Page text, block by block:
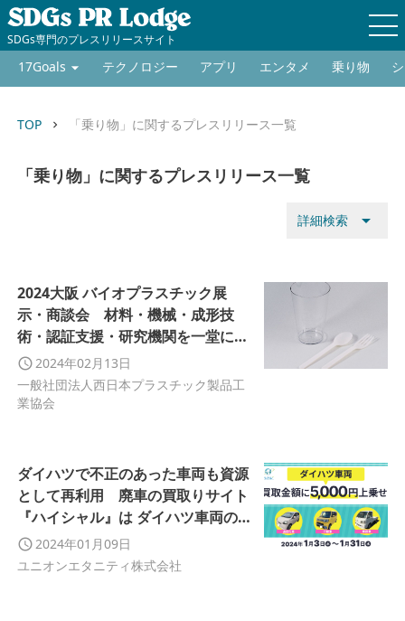
SDGs専門のプレスリリースサイト
17Goals テクノロジー アプリ エンタメ 乗り物
TOP keyboard_arrow_right 「乗り物」に関するプレスリリース一覧
「乗り物」に関するプレスリリース一覧
詳細検索 arrow_drop_down
2024大阪 バイオプラスチック展
示・商談会 材料・機械・成形技
術・認証支援・研究機関を一堂に集
めた初の総合型展示
2024年02月13日
一般社団法人西日本プラスチック製品工
業協会
ダイハツで不正のあった車両も資源
として再利用 廃車の買取りサイト
『ハイシャル』は ダイハツ車両の買
取金額に5,000円を上乗せします
2024年01月09日
ユニオンエタニティ株式会社